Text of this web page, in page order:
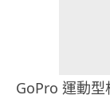
GoPro 運動